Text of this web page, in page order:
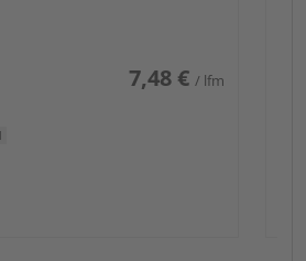
7,48 € / lfm